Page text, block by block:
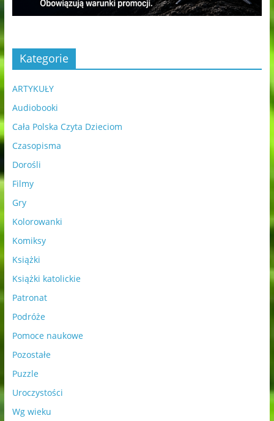
Kategorie
ARTYKUŁY
Audiobooki
Cała Polska Czyta Dzieciom
Czasopisma
Dorośli
Filmy
Gry
Kolorowanki
Komiksy
Książki
Książki katolickie
Patronat
Podróże
Pomoce naukowe
Pozostałe
Puzzle
Uroczystości
Wg wieku